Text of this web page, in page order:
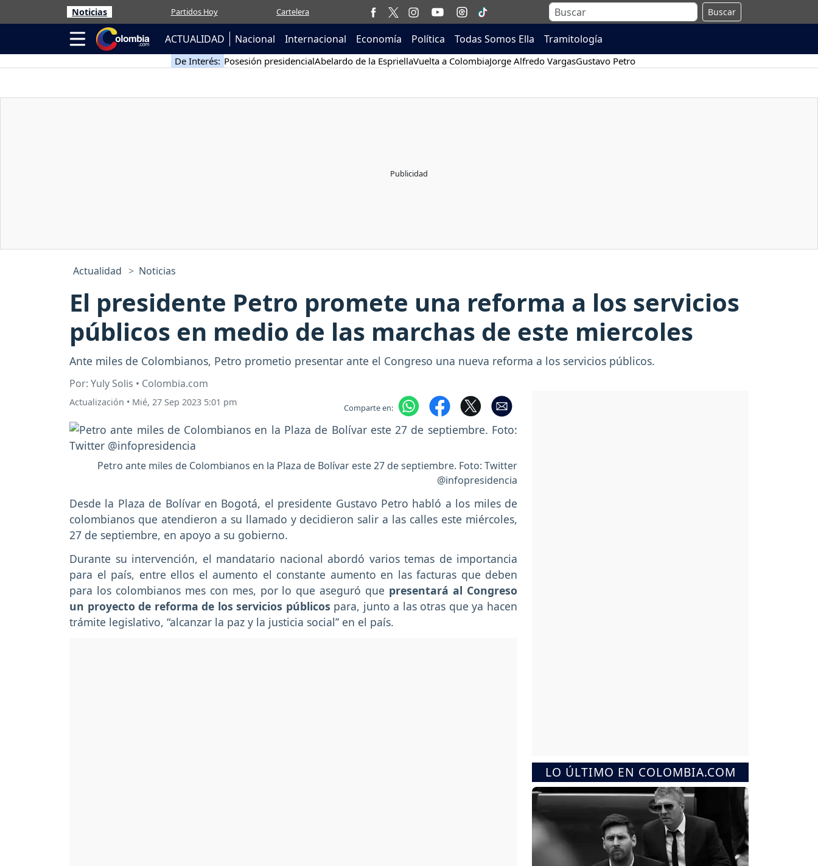
Noticias Partidos Hoy Cartelera Buscar
ACTUALIDAD Nacional Internacional Economía Política Todas Somos Ella Tramitología
De Interés: Posesión presidencialAbelardo de la EspriellaVuelta a ColombiaJorge Alfredo VargasGustavo Petro
Actualidad Noticias
El presidente Petro promete una reforma a los servicios
públicos en medio de las marchas de este miercoles
Ante miles de Colombianos, Petro prometio presentar ante el Congreso una nueva reforma a los servicios públicos.
Por: Yuly Solis • Colombia.com
Actualización • Mié, 27 Sep 2023 5:01 pm Comparte en:
Petro ante miles de Colombianos en la Plaza de Bolívar este 27 de septiembre. Foto: Twitter
@infopresidencia
Desde la Plaza de Bolívar en Bogotá, el presidente Gustavo Petro habló a los miles de
colombianos que atendieron a su llamado y decidieron salir a las calles este miércoles,
27 de septiembre, en apoyo a su gobierno.
Durante su intervención, el mandatario nacional abordó varios temas de importancia
para el país, entre ellos el aumento el constante aumento en las facturas que deben
para los colombianos mes con mes, por lo que aseguró que presentará al Congreso
un proyecto de reforma de los servicios públicos para, junto a las otras que ya hacen
trámite legislativo, “alcanzar la paz y la justicia social” en el país.
LO ÚLTIMO EN COLOMBIA.COM